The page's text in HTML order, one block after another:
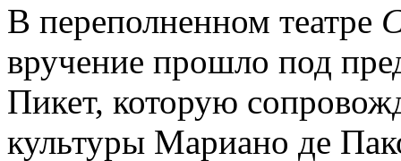
В переполненном театре
вручение прошло под
Пикет, которую
культуры Мариано де